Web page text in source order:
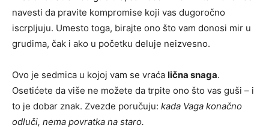
navesti da pravite kompromise koji vas dugoročno
iscrpljuju. Umesto toga, birajte ono što vam donosi mir u
grudima, čak i ako u početku deluje neizvesno.
Ovo je sedmica u kojoj vam se vraća lična snaga.
Osetićete da više ne možete da trpite ono što vas guši – i
to je dobar znak. Zvezde poručuju: kada Vaga konačno
odluči, nema povratka na staro.